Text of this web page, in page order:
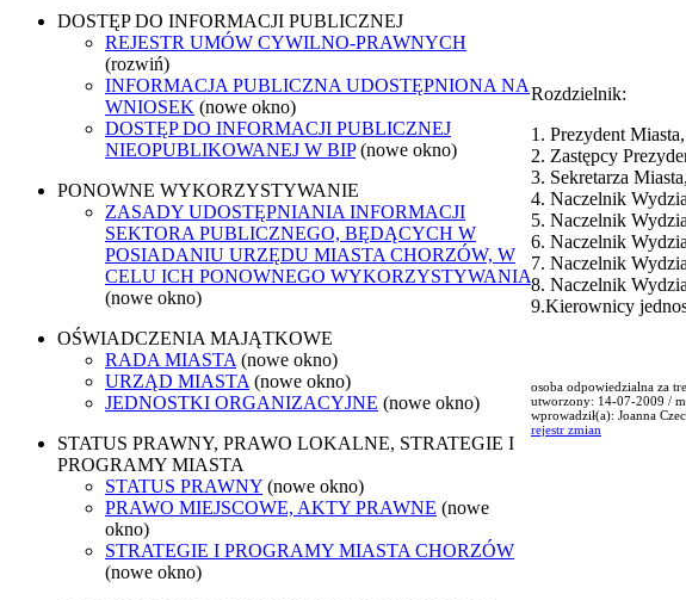
DOSTĘP DO INFORMACJI PUBLICZNEJ
REJESTR UMÓW CYWILNO-PRAWNYCH
(rozwiń)
INFORMACJA PUBLICZNA UDOSTĘPNIONA NA
WNIOSEK (nowe okno)
DOSTĘP DO INFORMACJI PUBLICZNEJ
NIEOPUBLIKOWANEJ W BIP (nowe okno)
PONOWNE WYKORZYSTYWANIE
ZASADY UDOSTĘPNIANIA INFORMACJI
SEKTORA PUBLICZNEGO, BĘDĄCYCH W
POSIADANIU URZĘDU MIASTA CHORZÓW, W
CELU ICH PONOWNEGO WYKORZYSTYWANIA
(nowe okno)
OŚWIADCZENIA MAJĄTKOWE
RADA MIASTA (nowe okno)
URZĄD MIASTA (nowe okno)
JEDNOSTKI ORGANIZACYJNE (nowe okno)
STATUS PRAWNY, PRAWO LOKALNE, STRATEGIE I
PROGRAMY MIASTA
STATUS PRAWNY (nowe okno)
PRAWO MIEJSCOWE, AKTY PRAWNE (nowe
okno)
STRATEGIE I PROGRAMY MIASTA CHORZÓW
(nowe okno)
Rozdzielnik:
1. Prezydent Miasta,
2. Zastępcy
3. Sekretarza Miasta,
4. Naczelnik
5. Naczelnik
6. Naczelnik
7. Naczelnik
8. Naczelnik
9.Kierownicy
osoba odpowiedzialna za
utworzony: 14-07-2009 /
wprowadził(a): Joanna
rejestr zmian